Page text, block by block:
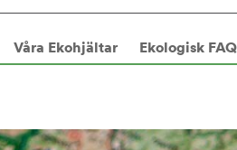
Våra Ekohjältar Ekologisk FAQ